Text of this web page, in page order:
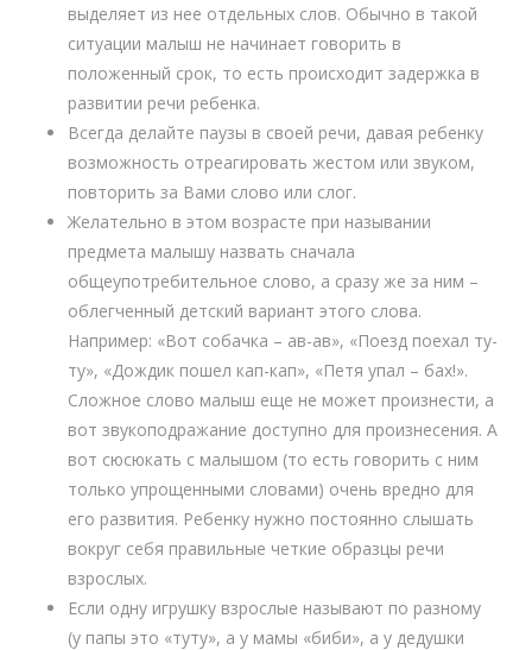
выделяет из нее отдельных слов. Обычно в такой
ситуации малыш не начинает говорить в
положенный срок, то есть происходит задержка в
развитии речи ребенка.
Всегда делайте паузы в своей речи, давая ребенку
возможность отреагировать жестом или звуком,
повторить за Вами слово или слог.
Желательно в этом возрасте при назывании
предмета малышу назвать сначала
общеупотребительное слово, а сразу же за ним –
облегченный детский вариант этого слова.
Например: «Вот собачка – ав-ав», «Поезд поехал ту-
ту», «Дождик пошел кап-кап», «Петя упал – бах!».
Сложное слово малыш еще не может произнести, а
вот звукоподражание доступно для произнесения. А
вот сюсюкать с малышом (то есть говорить с ним
только упрощенными словами) очень вредно для
его развития. Ребенку нужно постоянно слышать
вокруг себя правильные четкие образцы речи
взрослых.
Если одну игрушку взрослые называют по разному
(у папы это «туту», а у мамы «биби», а у дедушки